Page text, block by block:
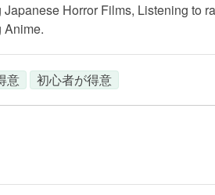
Japanese Horror Films, Listening to
Anime.
意 初心者が得意